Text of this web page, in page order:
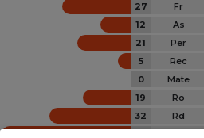
27
Fr
12
As
21
Per
5
Rec
0
Mate
19
Ro
32
Rd